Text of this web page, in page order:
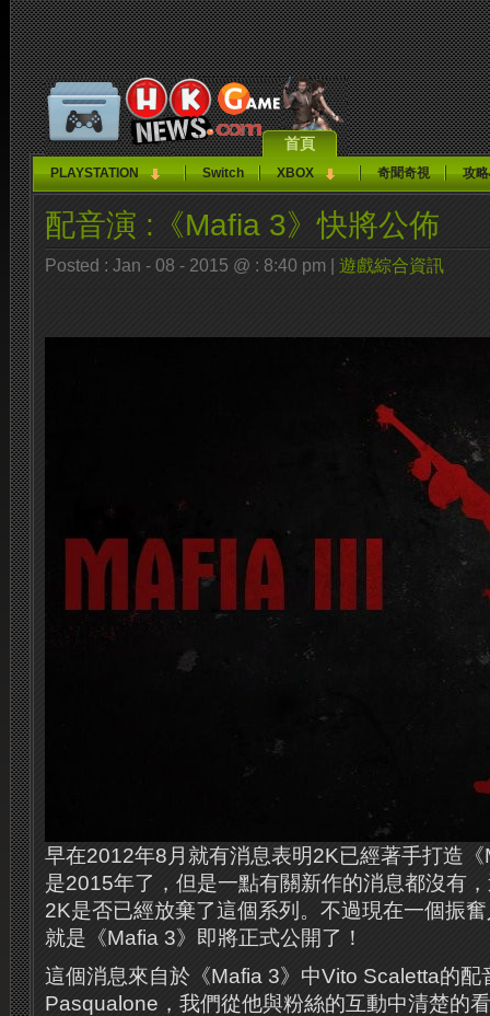
首頁
PLAYSTATION Switch XBOX 奇聞奇視 攻
配音演 :《Mafia 3》快將公佈
Posted : Jan - 08 - 2015 @ : 8:40 pm | 遊戲綜合資訊
早在2012年8月就有消息表明2K已經著手打造
是2015年了，但是一點有關新作的消息都沒有
2K是否已經放棄了這個系列。不過現在一個振
就是《Mafia 3》即將正式公開了！
這個消息來自於《Mafia 3》中Vito Scaletta的配
Pasqualone，我們從他與粉絲的互動中清楚的